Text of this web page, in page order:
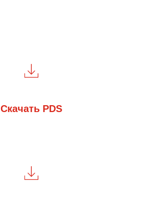
Скачать PDS